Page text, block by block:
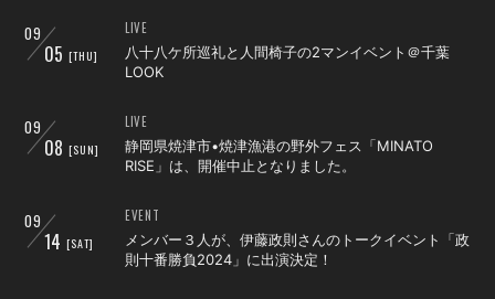
会員登録 ログイン
09
05 [THU]
LIVE
八十八ケ所巡礼と人間椅子の2マンイベント＠千葉
LOOK
09
08 [SUN]
LIVE
静岡県焼津市•焼津漁港の野外フェス「MINATO
RISE」は、開催中止となりました。
09
14 [SAT]
EVENT
メンバー３人が、伊藤政則さんのトークイベント「政
則十番勝負2024」に出演決定！